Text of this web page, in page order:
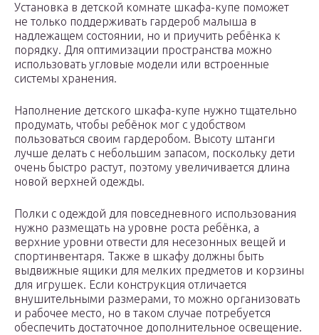
Установка в детской комнате шкафа-купе поможет
не только поддерживать гардероб малыша в
надлежащем состоянии, но и приучить ребёнка к
порядку. Для оптимизации пространства можно
использовать угловые модели или встроенные
системы хранения.
Наполнение детского шкафа-купе нужно тщательно
продумать, чтобы ребёнок мог с удобством
пользоваться своим гардеробом. Высоту штанги
лучше делать с небольшим запасом, поскольку дети
очень быстро растут, поэтому увеличивается длина
новой верхней одежды.
Полки с одеждой для повседневного использования
нужно размещать на уровне роста ребёнка, а
верхние уровни отвести для несезонных вещей и
спортинвентаря. Также в шкафу должны быть
выдвижные ящики для мелких предметов и корзины
для игрушек. Если конструкция отличается
внушительными размерами, то можно организовать
и рабочее место, но в таком случае потребуется
обеспечить достаточное дополнительное освещение.